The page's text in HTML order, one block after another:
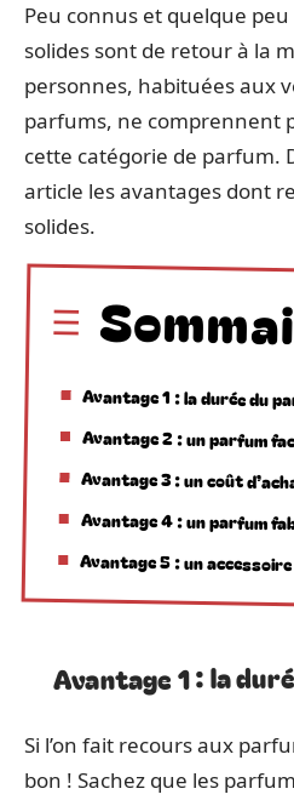
Peu connus et quelque
solides sont de retour à la
personnes, habituées aux
parfums, ne comprennent
cette catégorie de parfum.
article les avantages dont
solides.
Avantage 1 : la durée du
Avantage 2 : un parfum
Avantage 3 : un coût
Avantage 4 : un parfum
Avantage 5 : un
Avantage 1 : la
Si l’on fait recours aux
bon ! Sachez que les